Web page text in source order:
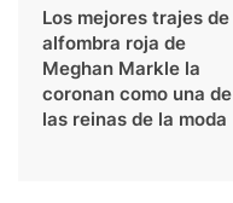
Los mejores trajes de
alfombra roja de
Meghan Markle la
coronan como una de
las reinas de la moda